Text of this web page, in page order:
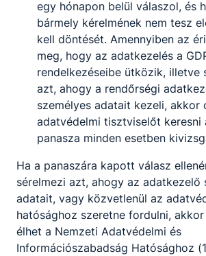
egy hónapon belül válaszol, és
bármely kérelmének nem tesz
kell döntését. Amennyiben az
meg, hogy az adatkezelés a
rendelkezéseibe ütközik, illetve
azt, ahogy a rendőrségi
személyes adatait kezeli, akkor
adatvédelmi tisztviselőt keresni
panasza minden esetben
Ha a panaszára kapott válasz
sérelmezi azt, ahogy az adatkezelő
adatait, vagy közvetlenül az
hatósághoz szeretne fordulni,
élhet a Nemzeti Adatvédelmi és
Információszabadság Hatósághoz